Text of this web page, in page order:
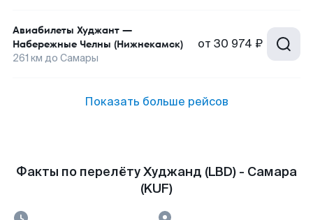
Авиабилеты Худжант —
Набережные Челны (Нижнекамск)
261 км до Самары
от 30 974 ₽
Показать больше рейсов
Факты по перелёту Худжанд (LBD) - Самара
(KUF)